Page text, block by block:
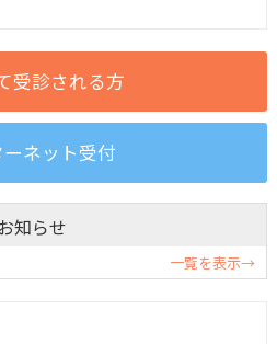
知らせ
一覧を表示→